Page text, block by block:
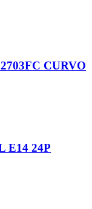
CURVO
E14 24P